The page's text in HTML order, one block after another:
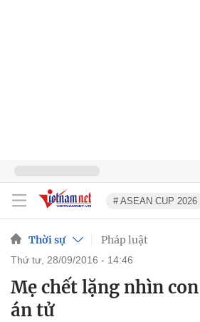
# ASEAN CUP 2026
Thời sự Pháp luật
thứ tư, 28/09/2016 - 14:46
Mẹ chết lặng nhìn
án tử